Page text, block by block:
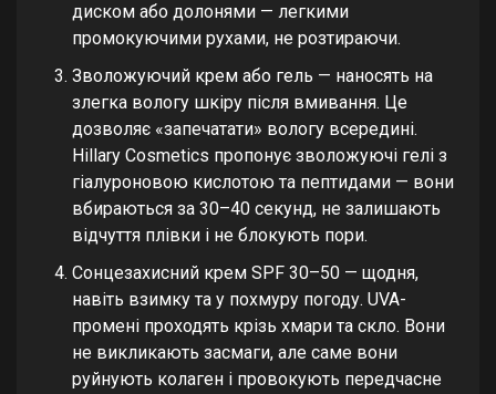
диском або долонями — легкими
промокуючими рухами, не розтираючи.
Зволожуючий крем або гель — наносять на
злегка вологу шкіру після вмивання. Це
дозволяє «запечатати» вологу всередині.
Hillary Cosmetics пропонує зволожуючі гелі з
гіалуроновою кислотою та пептидами — вони
вбираються за 30–40 секунд, не залишають
відчуття плівки і не блокують пори.
Сонцезахисний крем SPF 30–50 — щодня,
навіть взимку та у похмуру погоду. UVA-
промені проходять крізь хмари та скло. Вони
не викликають засмаги, але саме вони
руйнують колаген і провокують передчасне